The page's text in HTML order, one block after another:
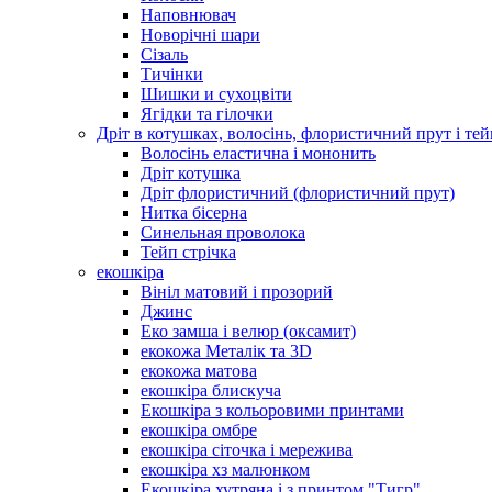
Наповнювач
Новорічні шари
Сізаль
Тичінки
Шишки и сухоцвіти
Ягідки та гілочки
Дріт в котушках, волосінь, флористичний прут і
Волосінь еластична і мононить
Дріт котушка
Дріт флористичний (флористичний прут)
Нитка бісерна
Синельная проволока
Тейп стрічка
екошкіра
Вініл матовий і прозорий
Джинс
Еко замша і велюр (оксамит)
екокожа Металік та 3D
екокожа матова
екошкіра блискуча
Екошкіра з кольоровими принтами
екошкіра омбре
екошкіра сіточка і мережива
екошкіра хз малюнком